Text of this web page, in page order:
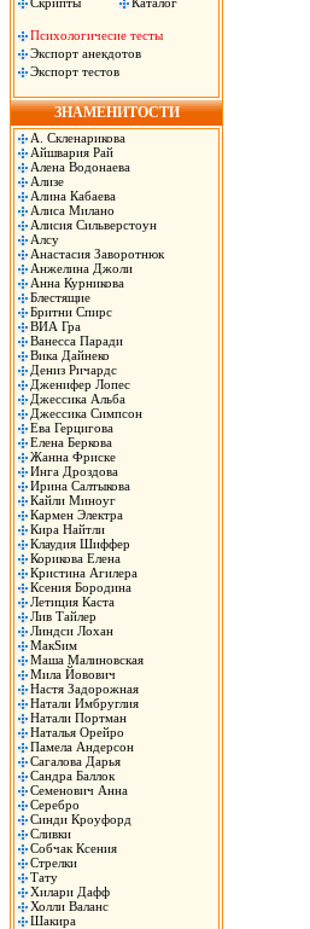
Психологичесие тесты
Экспорт анекдотов
Экспорт тестов
ЗНАМЕНИТОСТИ
А. Скленарикова
Айшвария Рай
Алена Водонаева
Ализе
Алина Кабаева
Алиса Милано
Алисия Сильверстоун
Алсу
Анастасия Заворотнюк
Анжелина Джоли
Анна Курникова
Блестящие
Бритни Спирс
ВИА Гра
Ванесса Паради
Вика Дайнеко
Дениз Ричардс
Дженифер Лопес
Джессика Альба
Джессика Симпсон
Ева Герцигова
Елена Беркова
Жанна Фриске
Инга Дроздова
Ирина Салтыкова
Кайли Миноуг
Кармен Электра
Кира Найтли
Клаудия Шиффер
Корикова Елена
Кристина Агилера
Ксения Бородина
Летиция Каста
Лив Тайлер
Линдси Лохан
МакSим
Маша Малиновская
Мила Йовович
Настя Задорожная
Натали Имбруглия
Натали Портман
Наталья Орейро
Памела Андерсон
Сагалова Дарья
Сандра Баллок
Семенович Анна
Серебро
Синди Кроуфорд
Сливки
Собчак Ксения
Стрелки
Тату
Хилари Дафф
Холли Валанс
Шакира